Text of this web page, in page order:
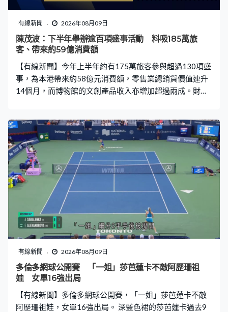
有線新聞 2026年08月09日
陳茂波：下半年舉辦逾百項盛事活動 料吸185萬旅
客、帶來約59億消費額
【有線新聞】今年上半年約有175萬旅客參與超過130項盛
事，為本港帶來約58億元消費額，零售業總銷貨價值連升
14個月，而博物館的文創產品收入亦增加超過兩成。財政
館參觀最新的「紫禁城看世界」展覽，他在網誌提到另一
展廳的「古埃及文明大展」至今有逾57萬人次到訪，約
200款展覽相關的文創產品，深受遊客歡迎，總銷售額突
破3,000萬元，反映展品的意念創新，可轉化為經濟價值。
他認為文化內容錨定價值的基礎，產業平台決定價值的規
模，盛事活動激發價值的釋放。本港作為全球三大藝術品
交易中心之一，政府會致力構建更豐富的生態圈，包括西
九文化區年內落成的藝術廣場大樓，將致力吸引畫廊及拍
賣行等與藝術品產業鏈相關企業進駐。亞洲知識產權交易
平台三月增設文藝創意產權資料庫，有超過1萬個文創知識
產權資料，方便潛在買家搜尋資料，促進產權交易和跨界
別合作。 至於近日在啟德體育園舉行的「香港足球盛會
2026」等盛事，帶動本地和境外人流，三場球賽吸引逾12
優惠等亦刺激消費
有線新聞 2026年08月09日
多倫多網球公開賽 「一姐」莎芭蓮卡不敵阿歷珊祖
娃 女單16強出局
【有線新聞】多倫多網球公開賽，「一姐」莎芭蓮卡不敵
阿歷珊祖娃，女單16強出局。 深藍色裙的莎芭蓮卡過去9